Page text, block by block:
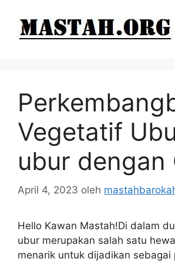
Vegetatif
ubur dengan
April 4, 2023 oleh
Hello Kawan Mastah!Di dalam
ubur merupakan salah satu
menarik untuk dijadikan sebagai